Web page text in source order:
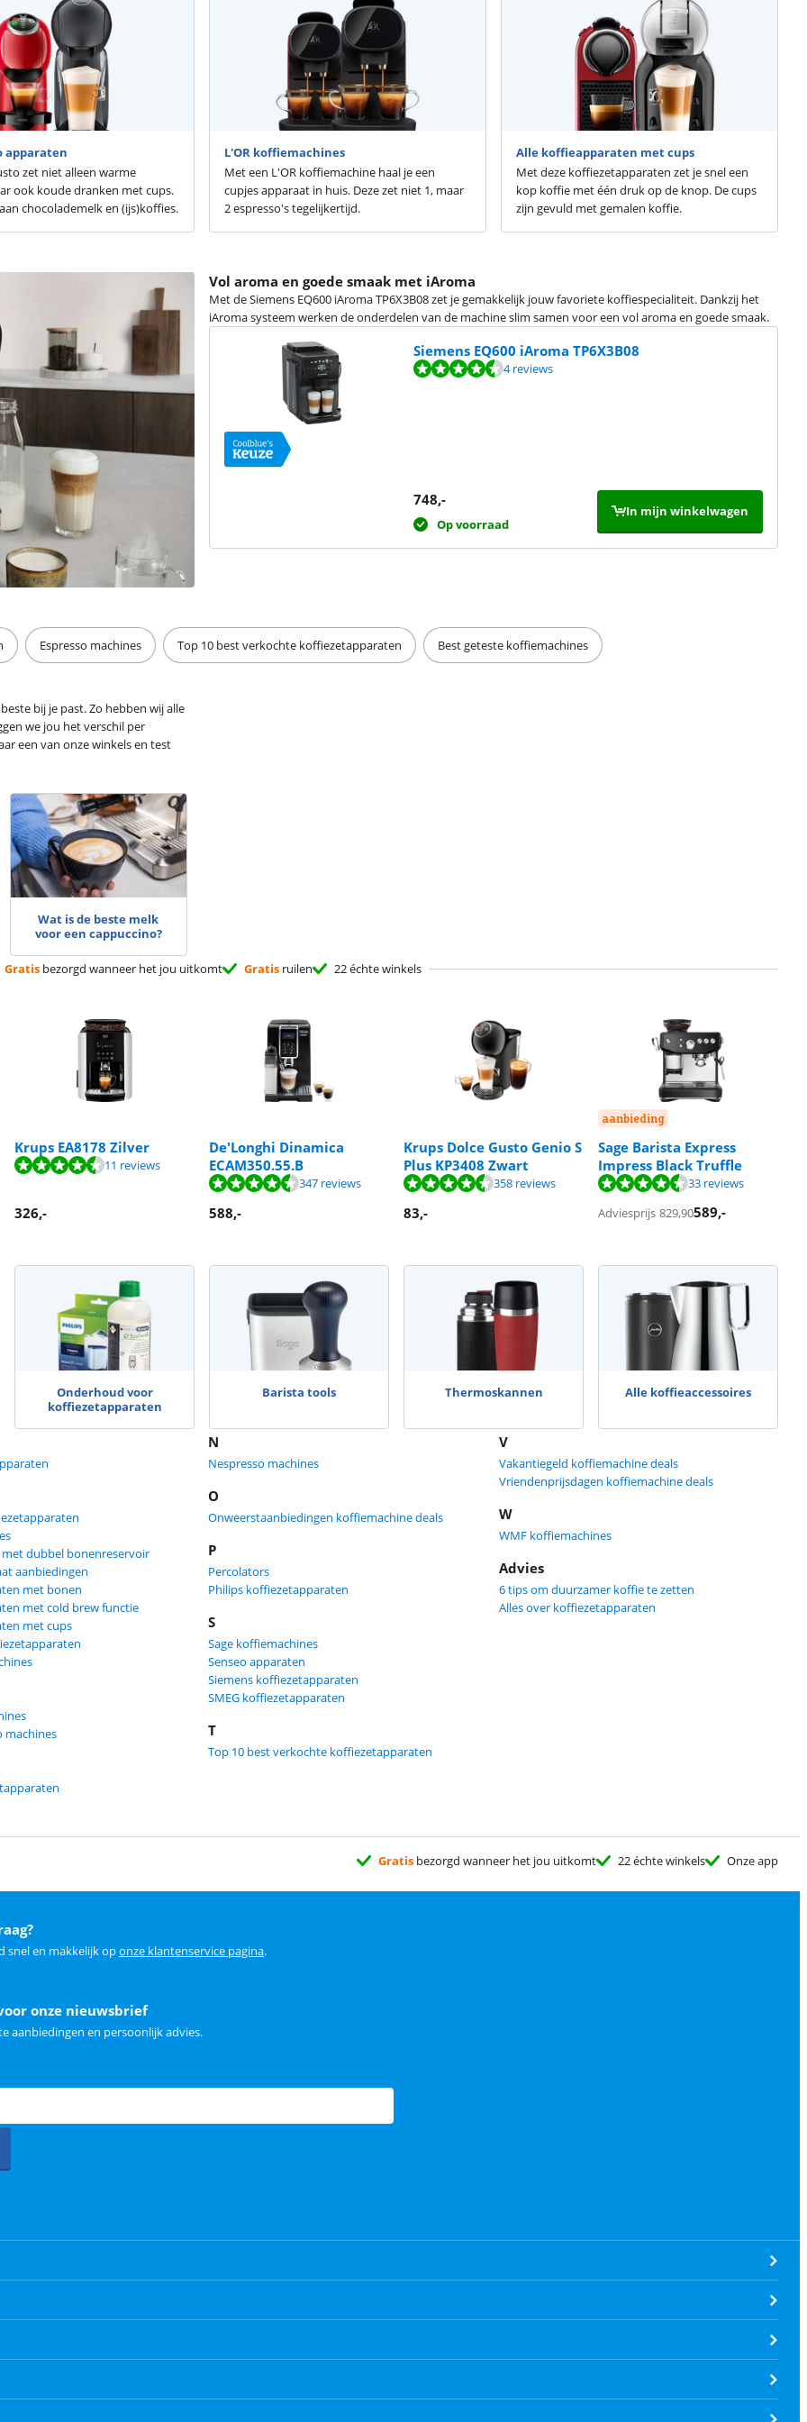
apparaten
zet niet alleen warme
ook koude dranken met cups.
chocolademelk en (ijs)koffies.
L'OR koffiemachines
Met een L'OR koffiemachine haal je een
cupjes apparaat in huis. Deze zet niet 1, maar
2 espresso's tegelijkertijd.
Alle koffieapparaten met cups
Met deze koffiezetapparaten zet je snel een
kop koffie met één druk op de knop. De cups
zijn gevuld met gemalen koffie.
Vol aroma en goede smaak met iAroma
Met de Siemens EQ600 iAroma TP6X3B08 zet je gemakkelijk jouw favoriete koffiespecialiteit. Dankzij het
iAroma systeem werken de onderdelen van de machine slim samen voor een vol aroma en goede smaak.
Siemens EQ600 iAroma TP6X3B08
4 reviews
748,-
Op voorraad
In mijn winkelwagen
Espresso machines Top 10 best verkochte koffiezetapparaten Best geteste koffiemachines
bij je past. Zo hebben wij alle
we jou het verschil per
een van onze winkels en test
Wat is de beste melk
voor een cappuccino?
Gratisbezorgd wanneer het jou uitkomt Gratisruilen 22 échte winkels
Krups EA8178 Zilver
11 reviews
326,-
De'Longhi Dinamica
ECAM350.55.B
347 reviews
588,-
Krups Dolce Gusto Genio S
Plus KP3408 Zwart
358 reviews
83,-
aanbieding
Sage Barista Express
Impress Black Truffle
33 reviews
Adviesprijs 829,90589,-
Onderhoud voor
koffiezetapparaten
Barista tools Thermoskannen Alle koffieaccessoires
dubbel bonenreservoir
aanbiedingen
met bonen
met cold brew functie
met cups
machines
N
Nespresso machines
O
Onweerstaanbiedingen koffiemachine deals
P
Percolators
Philips koffiezetapparaten
S
Sage koffiemachines
Senseo apparaten
Siemens koffiezetapparaten
SMEG koffiezetapparaten
T
Top 10 best verkochte koffiezetapparaten
V
Vakantiegeld koffiemachine deals
Vriendenprijsdagen koffiemachine deals
W
WMF koffiemachines
Advies
6 tips om duurzamer koffie te zetten
Alles over koffiezetapparaten
Gratis bezorgd wanneer het jou uitkomt 22 échte winkels Onze app
snel en makkelijk oponze klantenservice pagina.
onze nieuwsbrief
aanbiedingen en persoonlijk advies.